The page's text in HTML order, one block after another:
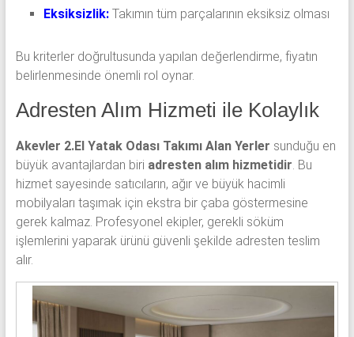
Eksiksizlik: Takımın tüm parçalarının eksiksiz olması
Bu kriterler doğrultusunda yapılan değerlendirme, fiyatın
belirlenmesinde önemli rol oynar.
Adresten Alım Hizmeti ile Kolaylık
Akevler 2.El Yatak Odası Takımı Alan Yerler sunduğu en
büyük avantajlardan biri adresten alım hizmetidir . Bu
hizmet sayesinde satıcıların, ağır ve büyük hacimli
mobilyaları taşımak için ekstra bir çaba göstermesine
gerek kalmaz. Profesyonel ekipler, gerekli söküm
işlemlerini yaparak ürünü güvenli şekilde adresten teslim
alır.